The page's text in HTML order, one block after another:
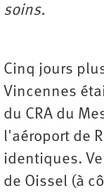
soins.
Cinq jours
Vincennes
du CRA du
l'aéroport de
identiques.
de Oissel (à